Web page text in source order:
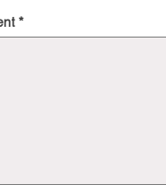
*